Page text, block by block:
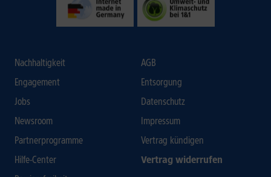
Nachhaltigkeit
Engagement
Jobs
Newsroom
Partnerprogramme
Hilfe-Center
AGB
Entsorgung
Datenschutz
Impressum
Vertrag kündigen
Vertrag widerrufen